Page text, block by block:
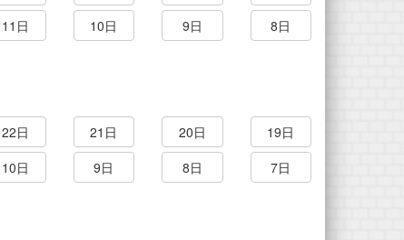
11日 10日 9日
8日
22日 21日 20日
19日
10日 9日 8日
7日